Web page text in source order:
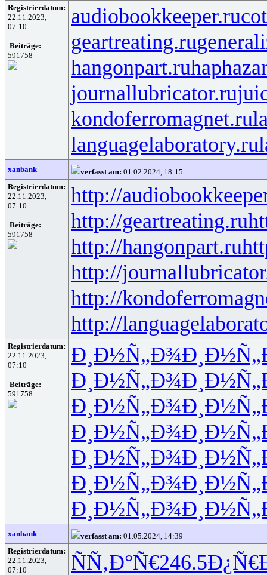
Registrierdatum:
22.11.2023,
07:10
Beiträge:
591758
audiobookkeeper.ru
geartreating.ru
hangonpart.ru
journallubricator.ru
kondoferromagnet.ru
languagelaboratory.ru
xanbank verfasst am: 01.02.2024, 18:15
Registrierdatum:
22.11.2023,
07:10
Beiträge:
591758
http://
http://geartreating.ru
http://hangonpart.ru
http://
http://
http://
Registrierdatum:
22.11.2023,
07:10
Beiträge:
591758
Ð¸Ð½Ñ„Ð¾
Ð¸Ð½Ñ„Ð¾
Ð¸Ð½Ñ„Ð¾
Ð¸Ð½Ñ„Ð¾
Ð¸Ð½Ñ„Ð¾
Ð¸Ð½Ñ„Ð¾
Ð¸Ð½Ñ„Ð¾
xanbank verfasst am: 01.05.2024, 14:39
Registrierdatum:
22.11.2023,
07:10
ÑÑ‚Ð°Ñ€246.5